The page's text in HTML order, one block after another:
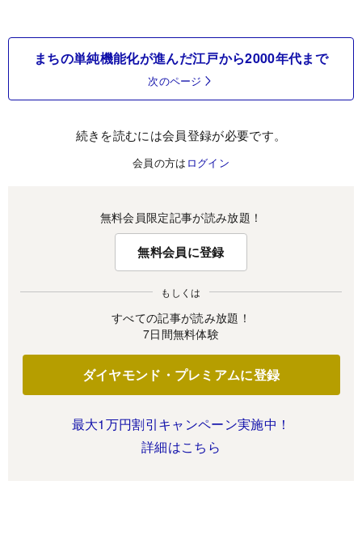
まちの単純機能化が進んだ江戸から2000年代まで
次のページ
続きを読むには会員登録が必要です。
会員の方は ログイン
無料会員限定記事が読み放題！
無料会員に登録
もしくは
すべての記事が読み放題！
7日間無料体験
ダイヤモンド・プレミアムに登録
最大1万円割引キャンペーン実施中！
詳細はこちら